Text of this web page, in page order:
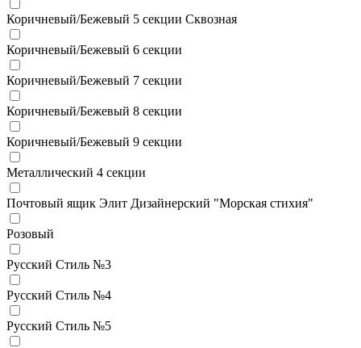
Коричневый/Бежевый 5 секции Сквозная
Коричневый/Бежевый 6 секции
Коричневый/Бежевый 7 секции
Коричневый/Бежевый 8 секции
Коричневый/Бежевый 9 секции
Металлический 4 секции
Почтовый ящик Элит Дизайнерский "Морская стихия"
Розовый
Русский Стиль №3
Русский Стиль №4
Русский Стиль №5